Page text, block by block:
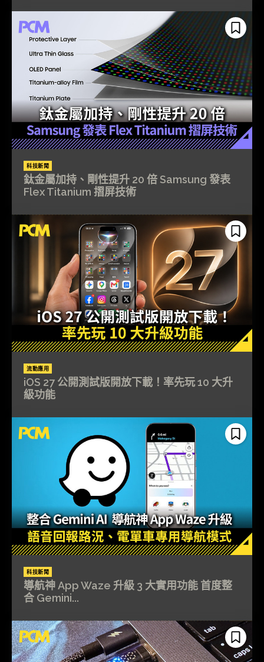
科技新聞
鈦金屬加持、剛性提升 20 倍 Samsung 發表
Flex Titanium 摺屏技術
流動應用
iOS 27 公開測試版開放下載！率先玩 10 大升
級功能
科技新聞
導航神 App Waze 升級 3 大實用功能 首度整
合 Gemini...